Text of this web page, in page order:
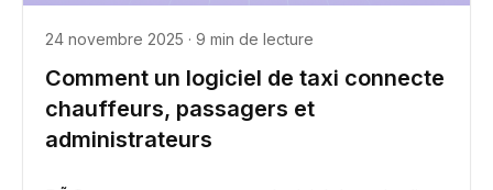
24 novembre 2025 · 9 min de lecture
Comment un logiciel de taxi connecte
chauffeurs, passagers et
administrateurs